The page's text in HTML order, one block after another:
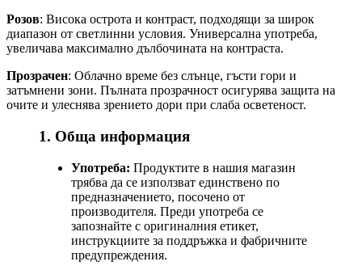
Розов: Висока острота и контраст, подходящи за широк
диапазон от светлинни условия. Универсална употреба,
увеличава максимално дълбочината на контраста.
Прозрачен: Облачно време без слънце, гъсти гори и
затъмнени зони. Пълната прозрачност осигурява защита на
очите и улеснява зрението дори при слаба осветеност.
1. Обща информация
Употреба: Продуктите в нашия магазин
трябва да се използват единствено по
предназначението, посочено от
производителя. Преди употреба се
запознайте с оригиналния етикет,
инструкциите за поддръжка и фабричните
предупреждения.